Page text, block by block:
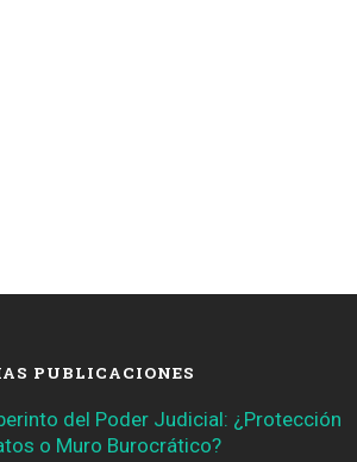
PUBLICACIONES
del Poder Judicial: ¿Protección
o Muro Burocrático?